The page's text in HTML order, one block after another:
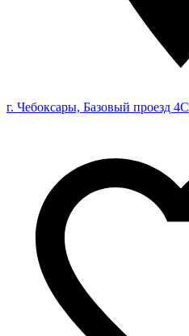
г. Чебоксары, Базовый проезд 4С